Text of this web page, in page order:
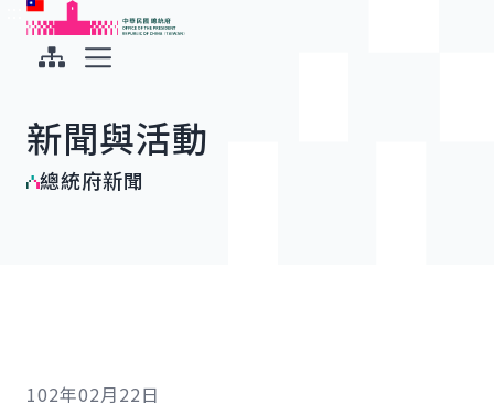
跳到主要內容
中華民國總統府
新聞與活動
總統府新聞
102年02月22日